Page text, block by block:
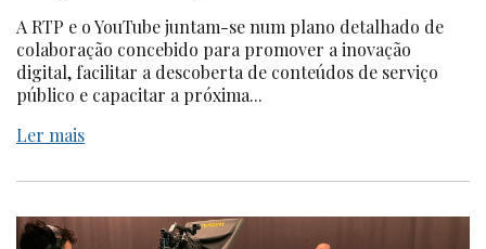
A RTP e o YouTube juntam-se num plano detalhado de
colaboração concebido para promover a inovação
digital, facilitar a descoberta de conteúdos de serviço
público e capacitar a próxima...
Ler mais